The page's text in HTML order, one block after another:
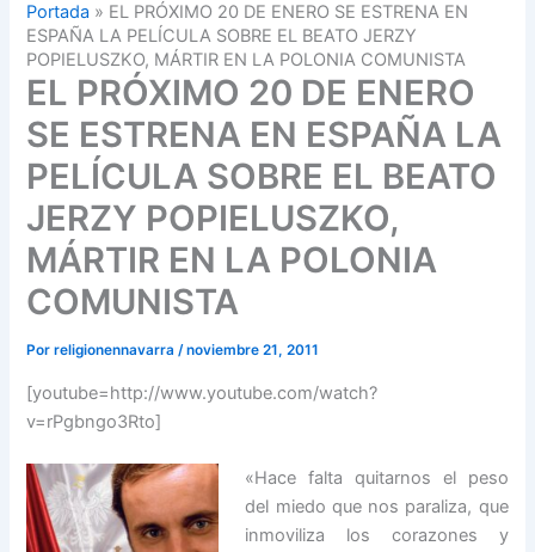
Portada » EL PRÓXIMO 20 DE ENERO SE ESTRENA EN
ESPAÑA LA PELÍCULA SOBRE EL BEATO JERZY
POPIELUSZKO, MÁRTIR EN LA POLONIA COMUNISTA
EL PRÓXIMO 20 DE ENERO
SE ESTRENA EN ESPAÑA LA
PELÍCULA SOBRE EL BEATO
JERZY POPIELUSZKO,
MÁRTIR EN LA POLONIA
COMUNISTA
Porreligionennavarra/noviembre 21, 2011
[youtube=http://www.youtube.com/watch?
v=rPgbngo3Rto]
«Hace falta quitarnos el peso
del miedo que nos paraliza, que
inmoviliza los corazones y